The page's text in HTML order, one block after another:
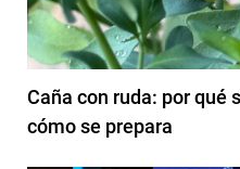
Caña con ruda: por qué
cómo se prepara